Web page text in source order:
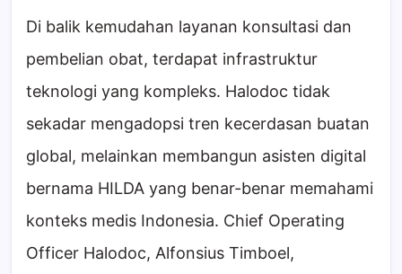
Di balik kemudahan layanan konsultasi dan
pembelian obat, terdapat infrastruktur
teknologi yang kompleks. Halodoc tidak
sekadar mengadopsi tren kecerdasan buatan
global, melainkan membangun asisten digital
bernama HILDA yang benar-benar memahami
konteks medis Indonesia. Chief Operating
Officer Halodoc, Alfonsius Timboel,